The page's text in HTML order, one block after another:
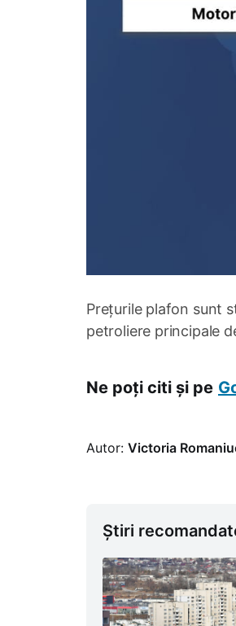
Prețurile plafon sunt
petroliere principale
Ne poți citi și pe
Autor: Victoria
Știri